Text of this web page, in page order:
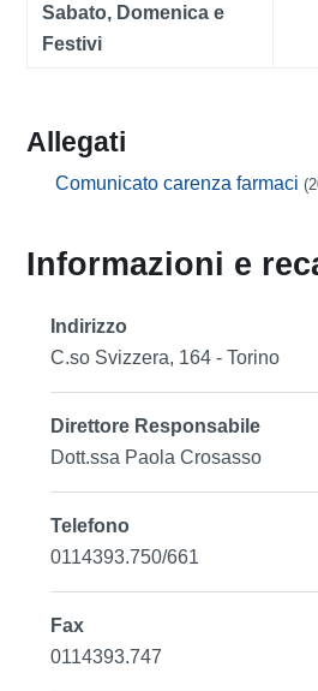
Sabato, Domenica e
Festivi
Allegati
Comunicato carenza farmaci
Informazioni e
Indirizzo
C.so Svizzera, 164 - Torino
Direttore Responsabile
Dott.ssa Paola Crosasso
Telefono
0114393.750/661
Fax
0114393.747